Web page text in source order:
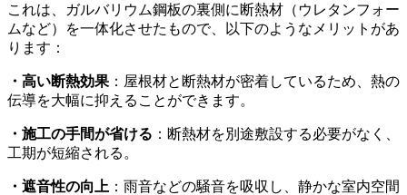
これは、ガルバリウム鋼板の裏側に断熱材（ウレタンフォー
ムなど）を一体化させたもので、以下のようなメリットがあ
ります：
・高い断熱効果 ：屋根材と断熱材が密着しているため、熱の
伝導を大幅に抑えることができます。
・施工の手間が省ける ：断熱材を別途敷設する必要がなく、
工期が短縮される。
・遮音性の向上 ：雨音などの騒音を吸収し、静かな室内空間